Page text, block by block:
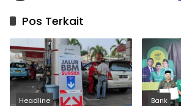
Pos Terkait
Headline Bank